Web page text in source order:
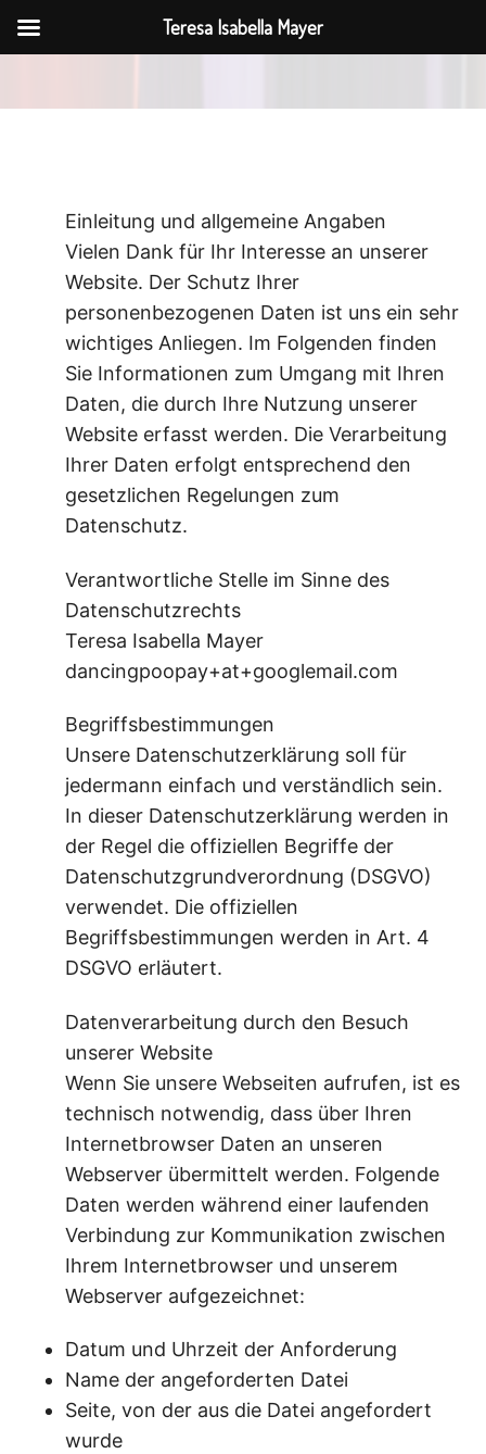
Einleitung und allgemeine Angaben
Vielen Dank für Ihr Interesse an unserer
Website. Der Schutz Ihrer
personenbezogenen Daten ist uns ein sehr
wichtiges Anliegen. Im Folgenden finden
Sie Informationen zum Umgang mit Ihren
Daten, die durch Ihre Nutzung unserer
Website erfasst werden. Die Verarbeitung
Ihrer Daten erfolgt entsprechend den
gesetzlichen Regelungen zum
Datenschutz.
Verantwortliche Stelle im Sinne des
Datenschutzrechts
Teresa Isabella Mayer
dancingpoopay+at+googlemail.com
Begriffsbestimmungen
Unsere Datenschutzerklärung soll für
jedermann einfach und verständlich sein.
In dieser Datenschutzerklärung werden in
der Regel die offiziellen Begriffe der
Datenschutzgrundverordnung (DSGVO)
verwendet. Die offiziellen
Begriffsbestimmungen werden in Art. 4
DSGVO erläutert.
Datenverarbeitung durch den Besuch
unserer Website
Wenn Sie unsere Webseiten aufrufen, ist es
technisch notwendig, dass über Ihren
Internetbrowser Daten an unseren
Webserver übermittelt werden. Folgende
Daten werden während einer laufenden
Verbindung zur Kommunikation zwischen
Ihrem Internetbrowser und unserem
Webserver aufgezeichnet:
Datum und Uhrzeit der Anforderung
Name der angeforderten Datei
Seite, von der aus die Datei angefordert
wurde
Teresa Isabella Mayer